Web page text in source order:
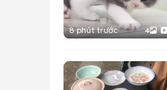
8 phút trước 4